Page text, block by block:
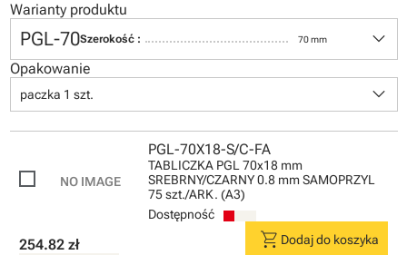
Warianty produktu
PGL-70Szerokość : 70 mm keyboard_arrow_down
Opakowanie
paczka 1 szt. keyboard_arrow_down
PGL-70X18-S/C-FA
TABLICZKA PGL 70x18 mm
SREBRNY/CZARNY 0.8 mm SAMOPRZYL
75 szt./ARK. (A3)
Dostępność
254.82 zł shopping_cart Dodaj do koszyka